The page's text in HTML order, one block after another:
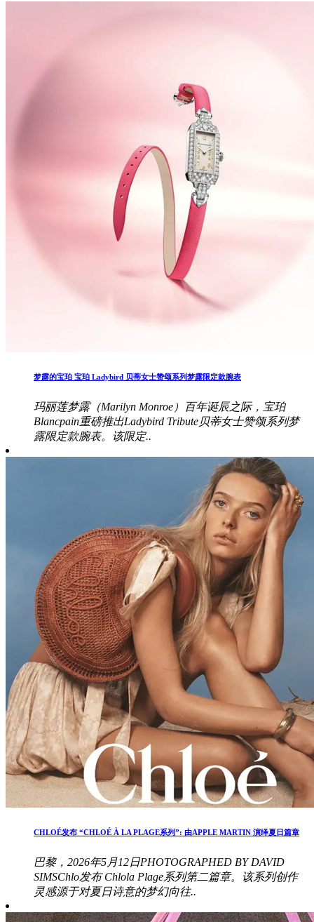
梦露的宝珀 宝珀 Ladybird 贝蒂女士赞颂系列梦露限定款腕表
玛丽莲梦露（Marilyn Monroe）百年诞辰之际，宝珀
Blancpain重磅推出Ladybird Tribute贝蒂女士赞颂系列梦
露限定款腕表。该限定..
CHLOÉ发布 “CHLOÉ À LA PLAGE系列”: 由APPLE MARTIN 演绎夏日篇章
巴黎，2026年5月12日PHOTOGRAPHED BY DAVID
SIMSChlo发布 Chlola Plage系列第二篇章。该系列创作
灵感源于对夏日诗意的梦幻向往..